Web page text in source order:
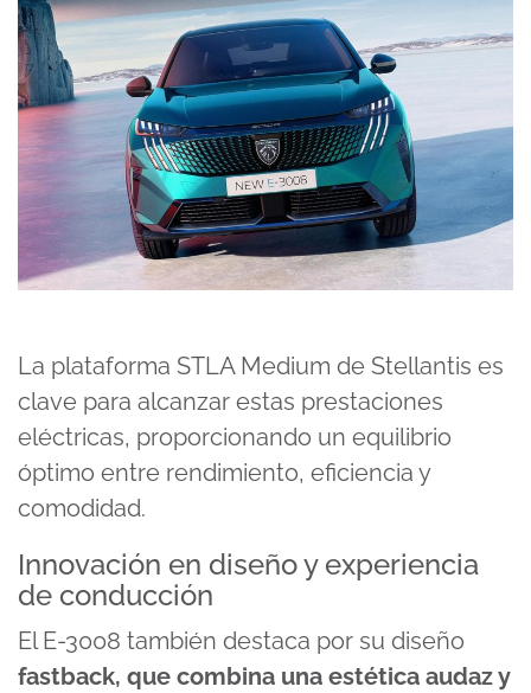
La plataforma STLA Medium de Stellantis es
clave para alcanzar estas prestaciones
eléctricas, proporcionando un equilibrio
óptimo entre rendimiento, eficiencia y
comodidad.
Innovación en diseño y experiencia
de conducción
El E-3008 también destaca por su diseño
fastback, que combina una estética audaz y